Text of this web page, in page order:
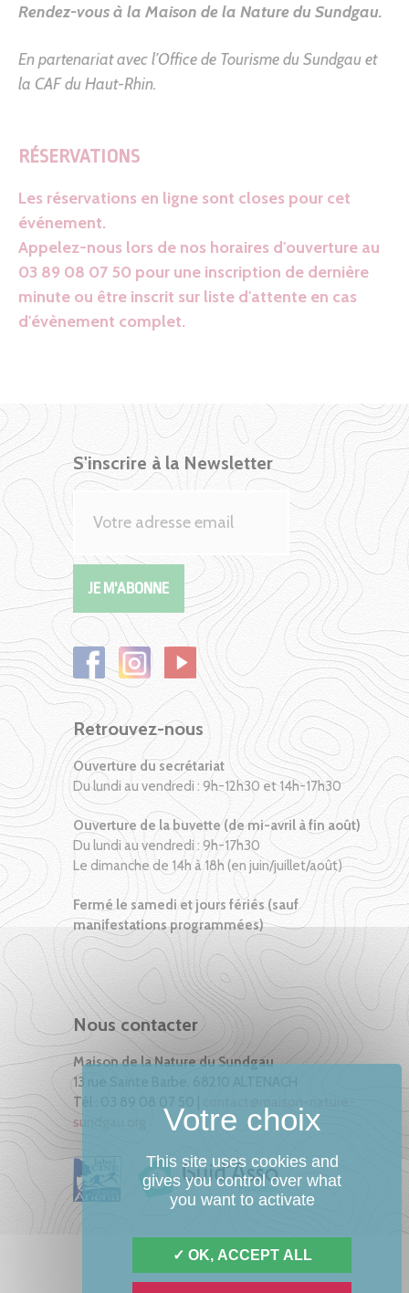
Rendez-vous à la Maison de la Nature du Sundgau.
En partenariat avec l’Office de Tourisme du Sundgau et
la CAF du Haut-Rhin.
RÉSERVATIONS
Les réservations en ligne sont closes pour cet
événement.
Appelez-nous lors de nos horaires d'ouverture au
03 89 08 07 50 pour une inscription de dernière
minute ou être inscrit sur liste d'attente en cas
d'évènement complet.
S'inscrire à la Newsletter
Retrouvez-nous
Ouverture du secrétariat
Du lundi au vendredi : 9h-12h30 et 14h-17h30
Ouverture de la buvette (de mi-avril à fin août)
Du lundi au vendredi : 9h-17h30
Le dimanche de 14h à 18h (en juin/juillet/août)
Fermé le samedi et jours fériés (sauf
manifestations programmées)
Nous contacter
Maison de la Nature du Sundgau
13 rue Sainte Barbe, 68210 ALTENACH
Tél : 03 89 08 07 50 |
sundgau.org
This site uses cookies and
gives you control over what
you want to activate
OK, ACCEPT ALL